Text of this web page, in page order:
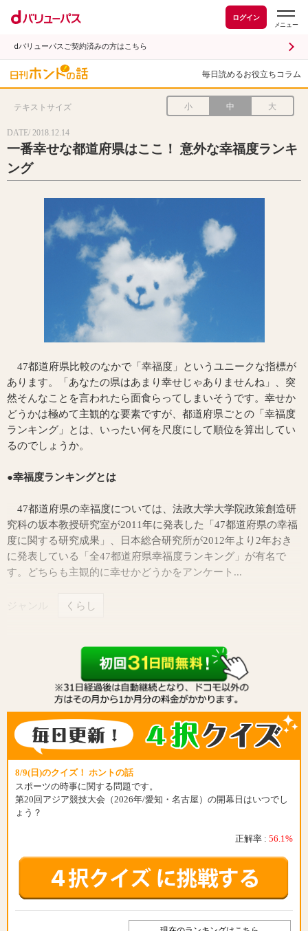
ログイン
dバリューパスご契約済みの方はこちら
毎日読めるお役立ちコラム
テキストサイズ 小 中 大
DATE/ 2018.12.14
一番幸せな都道府県はここ！ 意外な幸福度ランキ
ング
47都道府県比較のなかで「幸福度」というユニークな指標が
あります。「あなたの県はあまり幸せじゃありませんね」、突
然そんなことを言われたら面食らってしまいそうです。幸せか
どうかは極めて主観的な要素ですが、都道府県ごとの「幸福度
ランキング」とは、いったい何を尺度にして順位を算出してい
るのでしょうか。
●幸福度ランキングとは
47都道府県の幸福度については、法政大学大学院政策創造研
究科の坂本教授研究室が2011年に発表した「47都道府県の幸福
度に関する研究成果」、日本総合研究所が2012年より2年おき
に発表している「全47都道府県幸福度ランキング」が有名で
す。どちらも主観的に幸せかどうかをアンケート...
くらし
8/9(日)のクイズ！ ホントの話
スポーツの時事に関する問題です。
第20回アジア競技大会（2026年/愛知・名古屋）の開幕日はいつでし
ょう？
正解率 : 56.1%